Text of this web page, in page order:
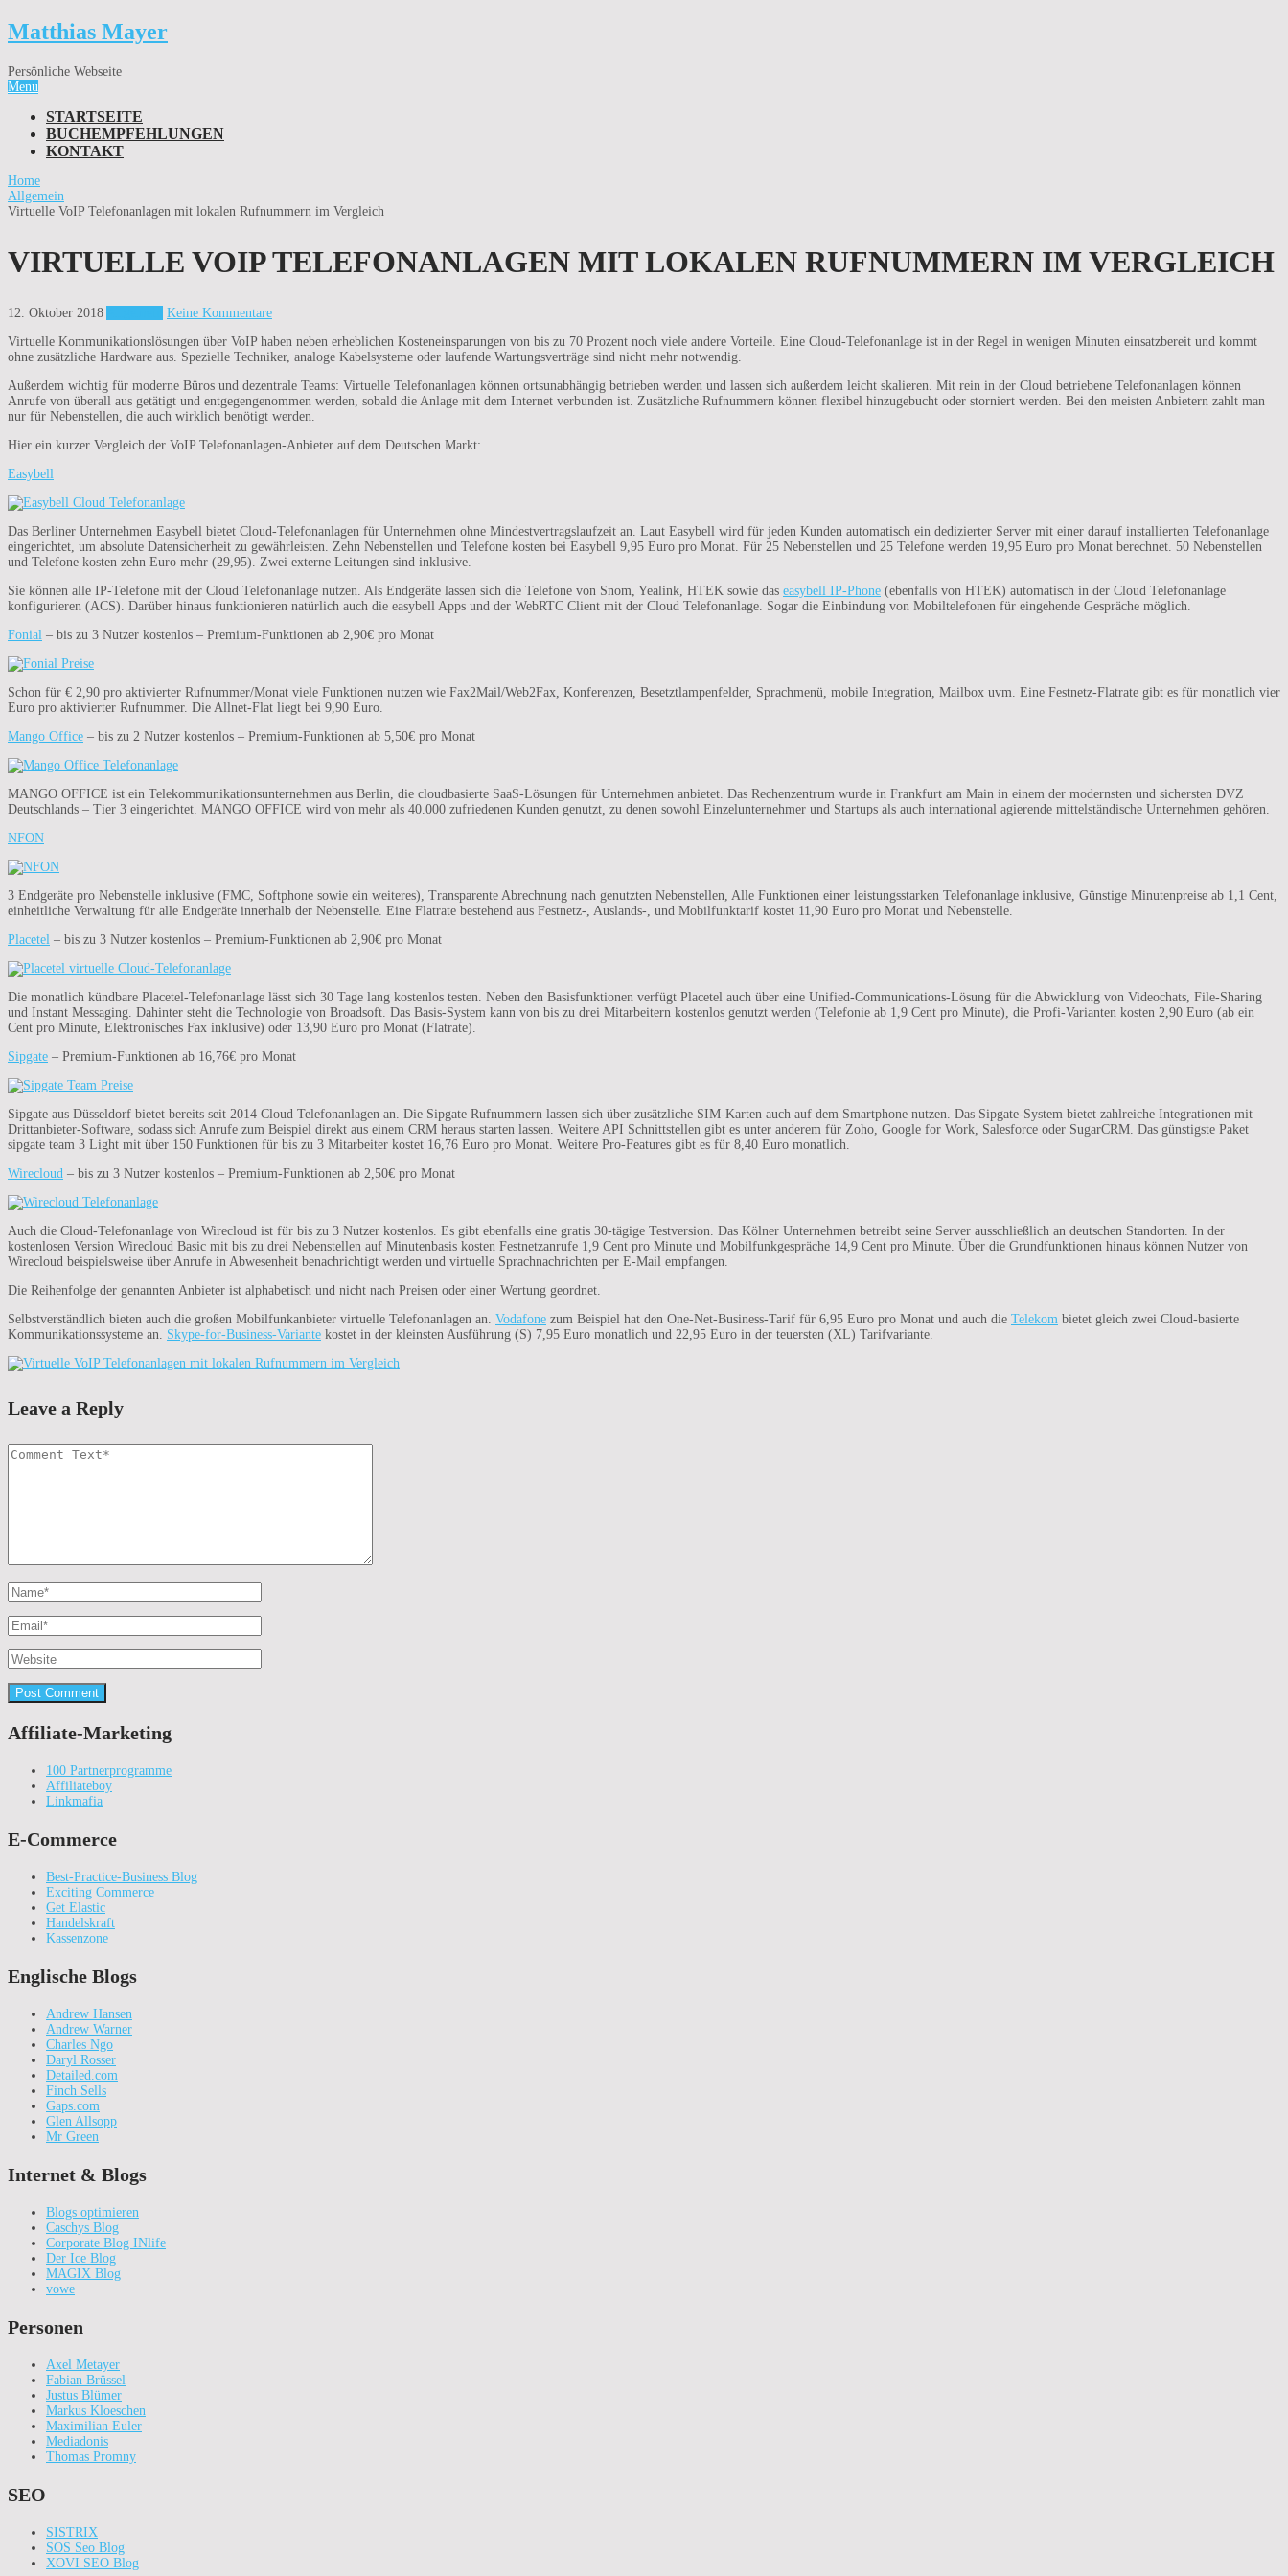
Matthias Mayer
Persönliche Webseite
Menu
STARTSEITE
BUCHEMPFEHLUNGEN
KONTAKT
Home
Allgemein
Virtuelle VoIP Telefonanlagen mit lokalen Rufnummern im Vergleich
VIRTUELLE VOIP TELEFONANLAGEN MIT LOKALEN RUFNUMMERN IM VERGLEICH
12. Oktober 2018
Keine Kommentare
Virtuelle Kommunikationslösungen über VoIP haben neben erheblichen Kosteneinsparungen von bis zu 70 Prozent noch viele andere Vorteile. Eine Cloud-Telefonanlage ist in der Regel in wenigen Minuten einsatzbereit und kommt
ohne zusätzliche Hardware aus. Spezielle Techniker, analoge Kabelsysteme oder laufende Wartungsverträge sind nicht mehr notwendig.
Außerdem wichtig für moderne Büros und dezentrale Teams: Virtuelle Telefonanlagen können ortsunabhängig betrieben werden und lassen sich außerdem leicht skalieren. Mit rein in der Cloud betriebene Telefonanlagen können
Anrufe von überall aus getätigt und entgegengenommen werden, sobald die Anlage mit dem Internet verbunden ist. Zusätzliche Rufnummern können flexibel hinzugebucht oder storniert werden. Bei den meisten Anbietern zahlt man
nur für Nebenstellen, die auch wirklich benötigt werden.
Hier ein kurzer Vergleich der VoIP Telefonanlagen-Anbieter auf dem Deutschen Markt:
Easybell
Das Berliner Unternehmen Easybell bietet Cloud-Telefonanlagen für Unternehmen ohne Mindestvertragslaufzeit an. Laut Easybell wird für jeden Kunden automatisch ein dedizierter Server mit einer darauf installierten Telefonanlage
eingerichtet, um absolute Datensicherheit zu gewährleisten. Zehn Nebenstellen und Telefone kosten bei Easybell 9,95 Euro pro Monat. Für 25 Nebenstellen und 25 Telefone werden 19,95 Euro pro Monat berechnet. 50 Nebenstellen
und Telefone kosten zehn Euro mehr (29,95). Zwei externe Leitungen sind inklusive.
Sie können alle IP-Telefone mit der Cloud Telefonanlage nutzen. Als Endgeräte lassen sich die Telefone von Snom, Yealink, HTEK sowie das easybell IP-Phone (ebenfalls von HTEK) automatisch in der Cloud Telefonanlage
konfigurieren (ACS). Darüber hinaus funktionieren natürlich auch die easybell Apps und der WebRTC Client mit der Cloud Telefonanlage. Sogar die Einbindung von Mobiltelefonen für eingehende Gespräche möglich.
Fonial – bis zu 3 Nutzer kostenlos – Premium-Funktionen ab 2,90€ pro Monat
Schon für € 2,90 pro aktivierter Rufnummer/Monat viele Funktionen nutzen wie Fax2Mail/Web2Fax, Konferenzen, Besetztlampenfelder, Sprachmenü, mobile Integration, Mailbox uvm. Eine Festnetz-Flatrate gibt es für monatlich vier
Euro pro aktivierter Rufnummer. Die Allnet-Flat liegt bei 9,90 Euro.
Mango Office – bis zu 2 Nutzer kostenlos – Premium-Funktionen ab 5,50€ pro Monat
MANGO OFFICE ist ein Telekommunikationsunternehmen aus Berlin, die cloudbasierte SaaS-Lösungen für Unternehmen anbietet. Das Rechenzentrum wurde in Frankfurt am Main in einem der modernsten und sichersten DVZ
Deutschlands – Tier 3 eingerichtet. MANGO OFFICE wird von mehr als 40.000 zufriedenen Kunden genutzt, zu denen sowohl Einzelunternehmer und Startups als auch international agierende mittelständische Unternehmen gehören.
NFON
3 Endgeräte pro Nebenstelle inklusive (FMC, Softphone sowie ein weiteres), Transparente Abrechnung nach genutzten Nebenstellen, Alle Funktionen einer leistungsstarken Telefonanlage inklusive, Günstige Minutenpreise ab 1,1 Cent,
einheitliche Verwaltung für alle Endgeräte innerhalb der Nebenstelle. Eine Flatrate bestehend aus Festnetz-, Auslands-, und Mobilfunktarif kostet 11,90 Euro pro Monat und Nebenstelle.
Placetel – bis zu 3 Nutzer kostenlos – Premium-Funktionen ab 2,90€ pro Monat
Die monatlich kündbare Placetel-Telefonanlage lässt sich 30 Tage lang kostenlos testen. Neben den Basisfunktionen verfügt Placetel auch über eine Unified-Communications-Lösung für die Abwicklung von Videochats, File-Sharing
und Instant Messaging. Dahinter steht die Technologie von Broadsoft. Das Basis-System kann von bis zu drei Mitarbeitern kostenlos genutzt werden (Telefonie ab 1,9 Cent pro Minute), die Profi-Varianten kosten 2,90 Euro (ab ein
Cent pro Minute, Elektronisches Fax inklusive) oder 13,90 Euro pro Monat (Flatrate).
Sipgate – Premium-Funktionen ab 16,76€ pro Monat
Sipgate aus Düsseldorf bietet bereits seit 2014 Cloud Telefonanlagen an. Die Sipgate Rufnummern lassen sich über zusätzliche SIM-Karten auch auf dem Smartphone nutzen. Das Sipgate-System bietet zahlreiche Integrationen mit
Drittanbieter-Software, sodass sich Anrufe zum Beispiel direkt aus einem CRM heraus starten lassen. Weitere API Schnittstellen gibt es unter anderem für Zoho, Google for Work, Salesforce oder SugarCRM. Das günstigste Paket
sipgate team 3 Light mit über 150 Funktionen für bis zu 3 Mitarbeiter kostet 16,76 Euro pro Monat. Weitere Pro-Features gibt es für 8,40 Euro monatlich.
Wirecloud – bis zu 3 Nutzer kostenlos – Premium-Funktionen ab 2,50€ pro Monat
Auch die Cloud-Telefonanlage von Wirecloud ist für bis zu 3 Nutzer kostenlos. Es gibt ebenfalls eine gratis 30-tägige Testversion. Das Kölner Unternehmen betreibt seine Server ausschließlich an deutschen Standorten. In der
kostenlosen Version Wirecloud Basic mit bis zu drei Nebenstellen auf Minutenbasis kosten Festnetzanrufe 1,9 Cent pro Minute und Mobilfunkgespräche 14,9 Cent pro Minute. Über die Grundfunktionen hinaus können Nutzer von
Wirecloud beispielsweise über Anrufe in Abwesenheit benachrichtigt werden und virtuelle Sprachnachrichten per E-Mail empfangen.
Die Reihenfolge der genannten Anbieter ist alphabetisch und nicht nach Preisen oder einer Wertung geordnet.
Selbstverständlich bieten auch die großen Mobilfunkanbieter virtuelle Telefonanlagen an. Vodafone zum Beispiel hat den One-Net-Business-Tarif für 6,95 Euro pro Monat und auch die Telekom bietet gleich zwei Cloud-basierte
Kommunikationssysteme an. Skype-for-Business-Variante kostet in der kleinsten Ausführung (S) 7,95 Euro monatlich und 22,95 Euro in der teuersten (XL) Tarifvariante.
Leave a Reply
Affiliate-Marketing
100 Partnerprogramme
Affiliateboy
Linkmafia
E-Commerce
Best-Practice-Business Blog
Exciting Commerce
Get Elastic
Handelskraft
Kassenzone
Englische Blogs
Andrew Hansen
Andrew Warner
Charles Ngo
Daryl Rosser
Detailed.com
Finch Sells
Gaps.com
Glen Allsopp
Mr Green
Internet & Blogs
Blogs optimieren
Caschys Blog
Corporate Blog INlife
Der Ice Blog
MAGIX Blog
vowe
Personen
Axel Metayer
Fabian Brüssel
Justus Blümer
Markus Kloeschen
Maximilian Euler
Mediadonis
Thomas Promny
SEO
SISTRIX
SOS Seo Blog
XOVI SEO Blog